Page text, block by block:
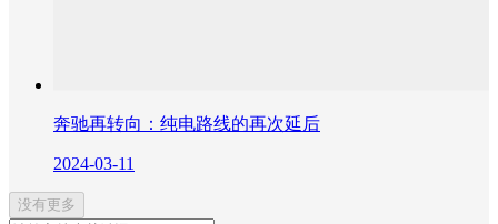
奔驰再转向：纯电路线的再次延后
2024-03-11
没有更多